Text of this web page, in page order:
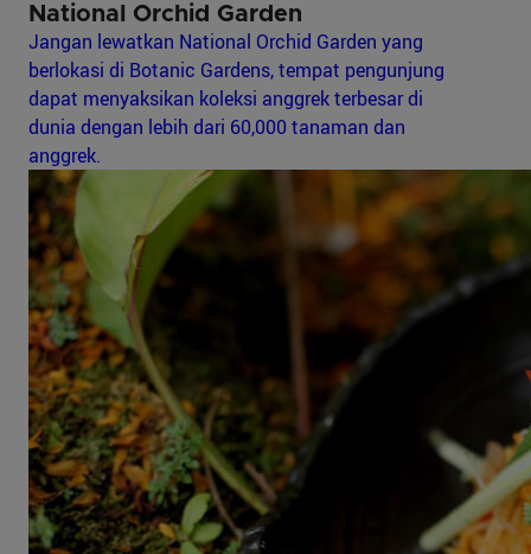
National Orchid Garden
Jangan lewatkan National Orchid Garden yang
berlokasi di Botanic Gardens, tempat pengunjung
dapat menyaksikan koleksi anggrek terbesar di
dunia dengan lebih dari 60,000 tanaman dan
anggrek.